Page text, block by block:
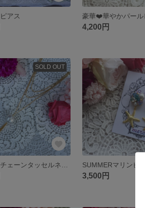
アス
4,200円
SOLD OUT
3,500円